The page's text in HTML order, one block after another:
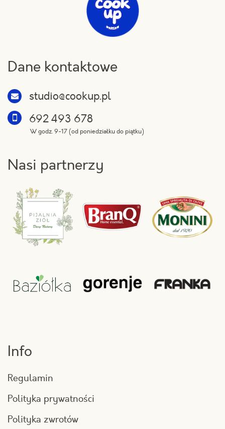
Dane kontaktowe
studio@cookup.pl
692 493 678
W godz. 9-17 (od poniedziałku do piątku)
Nasi partnerzy
Info
Regulamin
Polityka prywatności
Polityka zwrotów